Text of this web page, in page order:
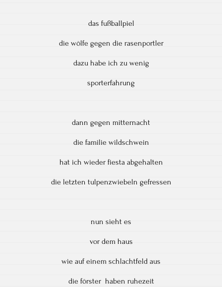
das fußballpiel
die wölfe gegen die rasenportler
dazu habe ich zu wenig
sporterfahrung
dann gegen mitternacht
die familie wildschwein
hat ich wieder fiesta abgehalten
die letzten tulpenzwiebeln gefressen
nun sieht es
vor dem haus
wie auf einem schlachtfeld aus
die förster haben ruhezeit